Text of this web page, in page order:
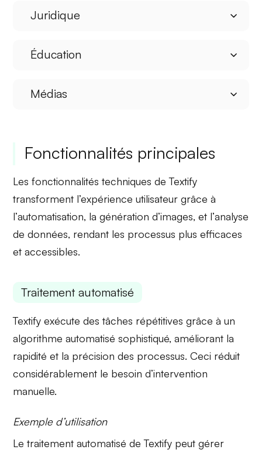
Juridique
Éducation
Médias
Fonctionnalités principales
Les fonctionnalités techniques de Textify
transforment l’expérience utilisateur grâce à
l’automatisation, lagénération d’images, et l’analyse
de données, rendant les processus plus efficaces
et accessibles.
Traitement automatisé
Textify exécute des tâches répétitives grâce à un
algorithme automatisé sophistiqué, améliorant la
rapidité et la précision des processus. Ceci réduit
considérablement le besoin d’intervention
manuelle.
Exemple d’utilisation
Le traitement automatisé de Textify peut gérer